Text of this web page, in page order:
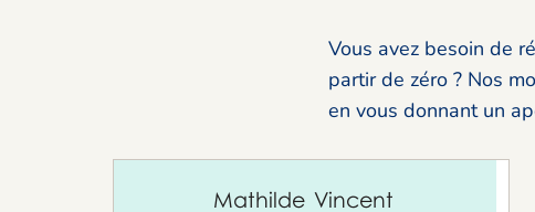
Vous avez besoin de
partir de zéro ? Nos
en vous donnant un